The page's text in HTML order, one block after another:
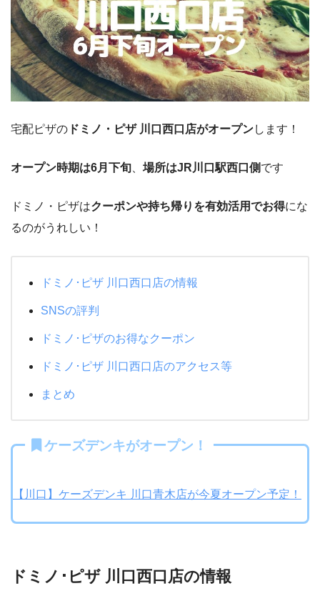
宅配ピザの ドミノ・ピザ 川口西口店がオープンします！
オープン時期は6月下旬 場所はJR川口駅西口側 です
ドミノ・ピザはクーポンや持ち帰りを有効活用でお得にな
るのがうれしい！
ドミノ･ピザ 川口西口店の情報
SNSの評判
ドミノ･ピザのお得なクーポン
ドミノ･ピザ 川口西口店のアクセス等
まとめ
ケーズデンキがオープン！
【川口】ケーズデンキ 川口青木店が今夏オープン予定！
ドミノ･ピザ 川口西口店の情報